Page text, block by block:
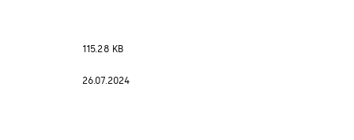
115.28 KB
26.07.2024